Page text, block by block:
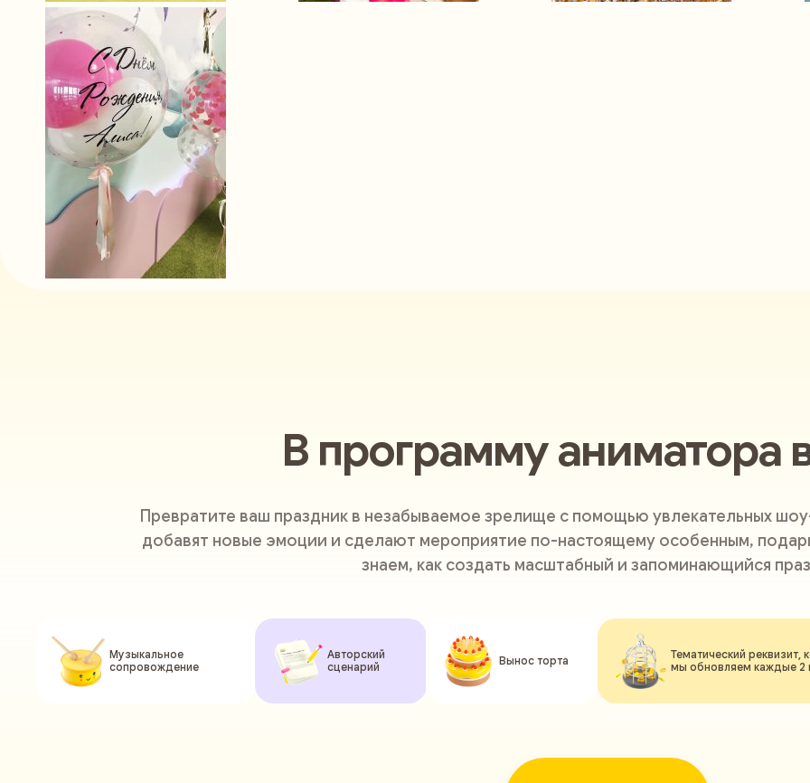
В программу аниматора
Превратите ваш праздник в незабываемое зрелище с помощью увлекательных
добавят новые эмоции и сделают мероприятие по-настоящему особенным,
знаем, как создать масштабный и запоминающийся
Музыкальное
сопровождение
Авторский
сценарий
Вынос торта
Тематический реквизит,
мы обновляем каждые 2